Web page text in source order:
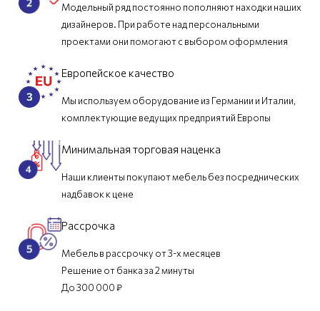
Модельный ряд постоянно пополняют находки наших
дизайнеров. При работе над персональными
проектами они помогают с выбором оформления
Европейское качество
Мы используем оборудование из Германии и Италии,
комплектующие ведущих предприятий Европы
Минимальная торговая наценка
Наши клиенты покупают мебель без посреднических
надбавок к цене
Рассрочка
Мебель в рассрочку от 3-х месяцев
Решение от банка за 2 минуты
До 300 000 ₽